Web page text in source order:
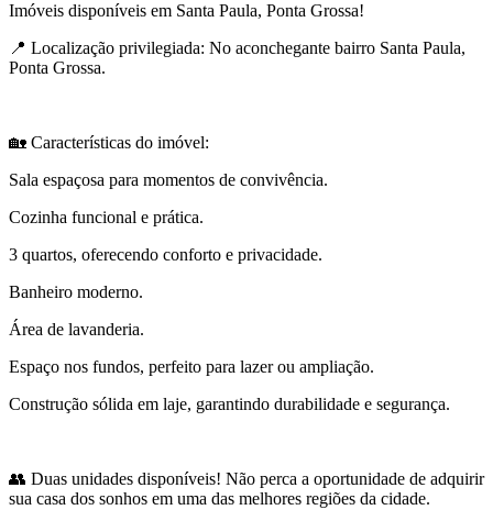
Imóveis disponíveis em Santa Paula, Ponta Grossa!
📍 Localização privilegiada: No aconchegante bairro Santa Paula,
Ponta Grossa.
🏡 Características do imóvel:
Sala espaçosa para momentos de convivência.
Cozinha funcional e prática.
3 quartos, oferecendo conforto e privacidade.
Banheiro moderno.
Área de lavanderia.
Espaço nos fundos, perfeito para lazer ou ampliação.
Construção sólida em laje, garantindo durabilidade e segurança.
👥 Duas unidades disponíveis! Não perca a oportunidade de adquirir
sua casa dos sonhos em uma das melhores regiões da cidade.